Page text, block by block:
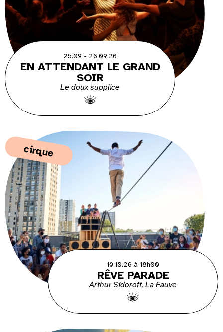
25.09 - 26.09.26
EN ATTENDANT LE GRAND
SOIR
Le doux supplice
cirque
10.10.26 à 18h00
RÊVE PARADE
Arthur Sidoroff, La Fauve